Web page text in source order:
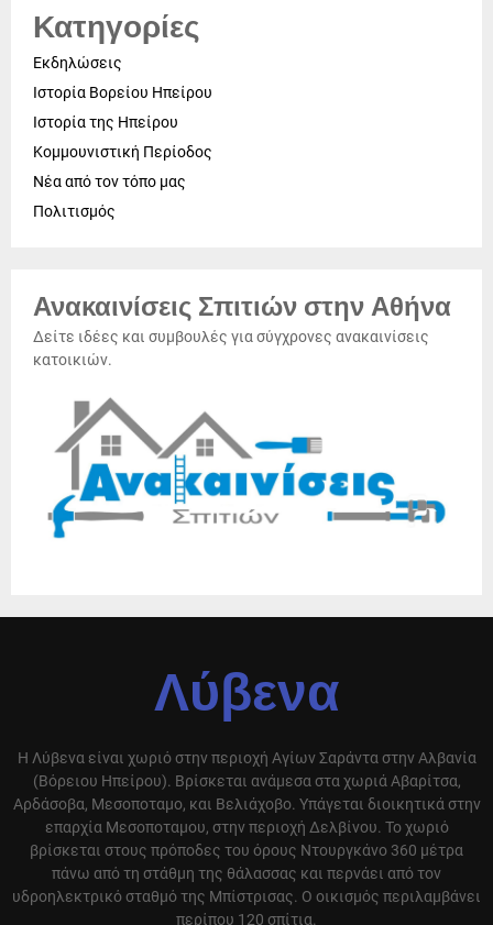
Κατηγορίες
Εκδηλώσεις
Ιστορία Βορείου Ηπείρου
Ιστορία της Ηπείρου
Κομμουνιστική Περίοδος
Νέα από τον τόπο μας
Πολιτισμός
Ανακαινίσεις Σπιτιών στην Αθήνα
Δείτε ιδέες και συμβουλές για σύγχρονες ανακαινίσεις
κατοικιών.
Λύβενα
Η Λύβενα είναι χωριό στην περιοχή Αγίων Σαράντα στην Αλβανία
(Βόρειου Ηπείρου). Βρίσκεται ανάμεσα στα χωριά Αβαρίτσα,
Αρδάσοβα, Μεσοποταμο, και Βελιάχοβο. Υπάγεται διοικητικά στην
επαρχία Μεσοποταμου, στην περιοχή Δελβίνου. Το χωριό
βρίσκεται στους πρόποδες του όρους Ντουργκάνο 360 μέτρα
πάνω από τη στάθμη της θάλασσας και περνάει από τον
υδροηλεκτρικό σταθμό της Μπίστρισας. Ο οικισμός περιλαμβάνει
περίπου 120 σπίτια.